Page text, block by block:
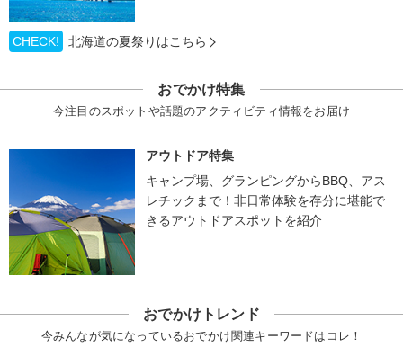
CHECK! 北海道の夏祭りはこちら
おでかけ特集
今注目のスポットや話題のアクティビティ情報をお届け
アウトドア特集
キャンプ場、グランピングからBBQ、アス
レチックまで！非日常体験を存分に堪能で
きるアウトドアスポットを紹介
おでかけトレンド
今みんなが気になっているおでかけ関連キーワードはコレ！